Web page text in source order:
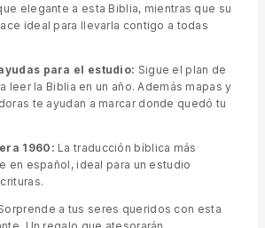
elegante a esta Biblia, mientras que su
ideal para llevarla contigo a todas
para el estudio: Sigue el plan de
leer la Biblia en un año. Además mapas y
te ayudan a marcar donde quedó tu
1960: La traducción bíblica más
en español, ideal para un estudio
a tus seres queridos con esta